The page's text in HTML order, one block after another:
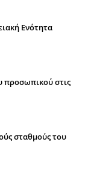
Ενότητα
στις
σταθμούς του